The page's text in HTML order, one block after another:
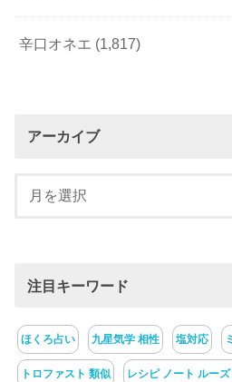
辛口オネエ (1,817)
アーカイブ
注目キーワード
ほくろ占い 九星気学 相性 塩対応
トロファスト 類似 レシピ ノート ルー